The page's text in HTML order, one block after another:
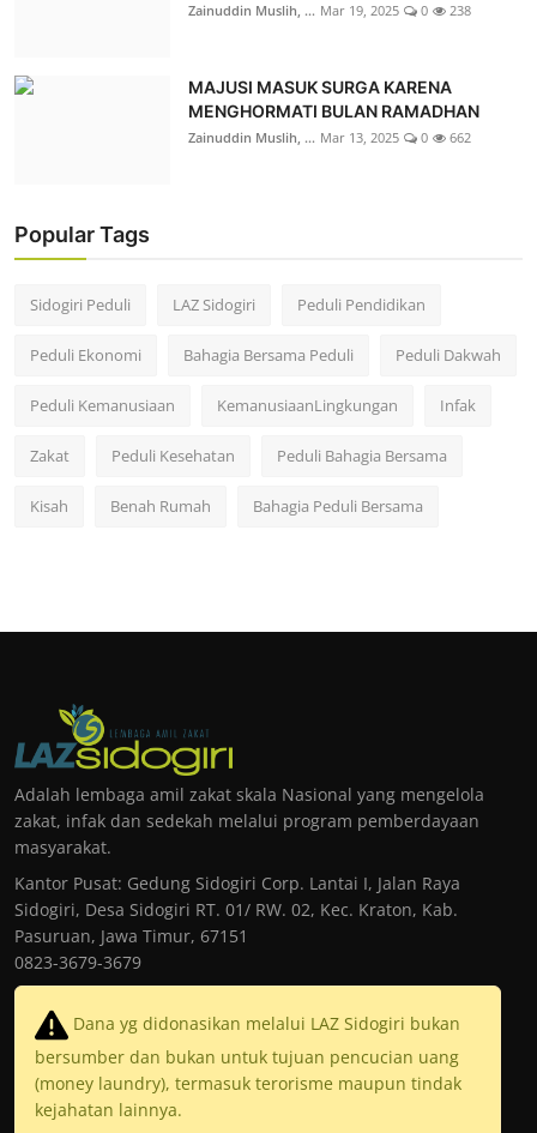
Zainuddin Muslih, ... Mar 19, 2025 0 238
MAJUSI MASUK SURGA KARENA
MENGHORMATI BULAN RAMADHAN
Zainuddin Muslih, ... Mar 13, 2025 0 662
Popular Tags
Sidogiri Peduli LAZ Sidogiri Peduli Pendidikan
Peduli Ekonomi Bahagia Bersama Peduli Peduli Dakwah
Peduli Kemanusiaan KemanusiaanLingkungan Infak
Zakat Peduli Kesehatan Peduli Bahagia Bersama
Kisah Benah Rumah Bahagia Peduli Bersama
Adalah lembaga amil zakat skala Nasional yang mengelola
zakat, infak dan sedekah melalui program pemberdayaan
masyarakat.
Kantor Pusat: Gedung Sidogiri Corp. Lantai I, Jalan Raya
Sidogiri, Desa Sidogiri RT. 01/ RW. 02, Kec. Kraton, Kab.
Pasuruan, Jawa Timur, 67151
0823-3679-3679
Dana yg didonasikan melalui LAZ Sidogiri bukan
bersumber dan bukan untuk tujuan pencucian uang
(money laundry), termasuk terorisme maupun tindak
kejahatan lainnya.